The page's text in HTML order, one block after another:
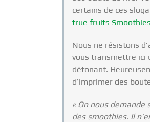
certains de ces
true fruits Smoothies
Nous ne résistons
vous transmettre ici
détonant.
d’imprimer des
« On nous demande
des smoothies. Il